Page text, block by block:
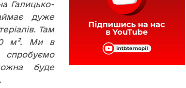
Галицько-
дуже
Там
м². Ми в
буде